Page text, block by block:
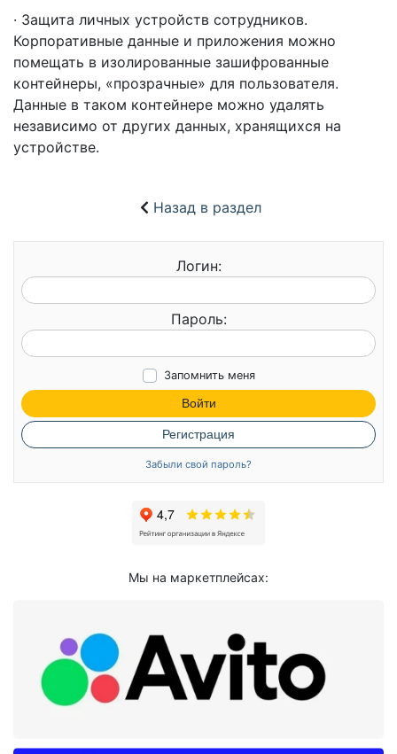
· Защита личных устройств сотрудников.
Корпоративные данные и приложения можно
помещать в изолированные зашифрованные
контейнеры, «прозрачные» для пользователя.
Данные в таком контейнере можно удалять
независимо от других данных, хранящихся на
устройстве.
Назад в раздел
Логин:
Пароль:
Запомнить меня
Войти
Регистрация
Забыли свой пароль?
Мы на маркетплейсах: